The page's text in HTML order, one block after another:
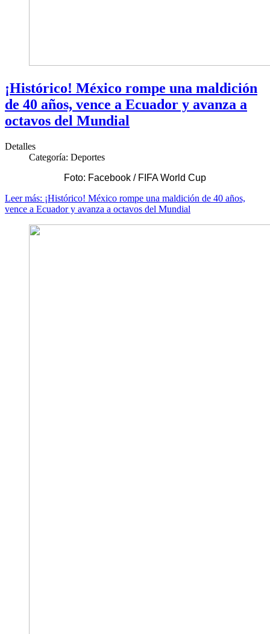
¡Histórico! México rompe una maldición
de 40 años, vence a Ecuador y avanza a
octavos del Mundial
Detalles
Categoría: Deportes
Foto: Facebook / FIFA World Cup
Leer más: ¡Histórico! México rompe una maldición de 40 años,
vence a Ecuador y avanza a octavos del Mundial